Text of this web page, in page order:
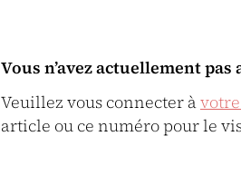
Vous n’avez actuellement
Veuillez vous connecter à
article ou ce numéro pour le